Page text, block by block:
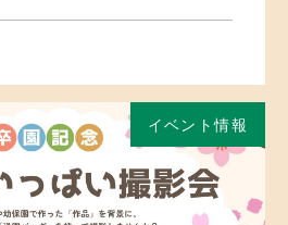
イベント情報